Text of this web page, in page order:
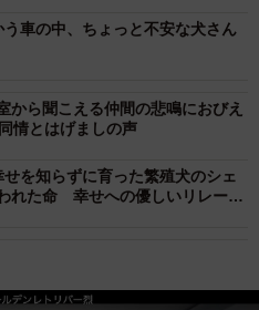
う車の中、ちょっと不安な犬さん
ら聞こえる仲間の悲鳴におびえ
情とはげましの声
を知らずに育った繁殖犬のシェ
れた命 幸せへの優しいリレーが